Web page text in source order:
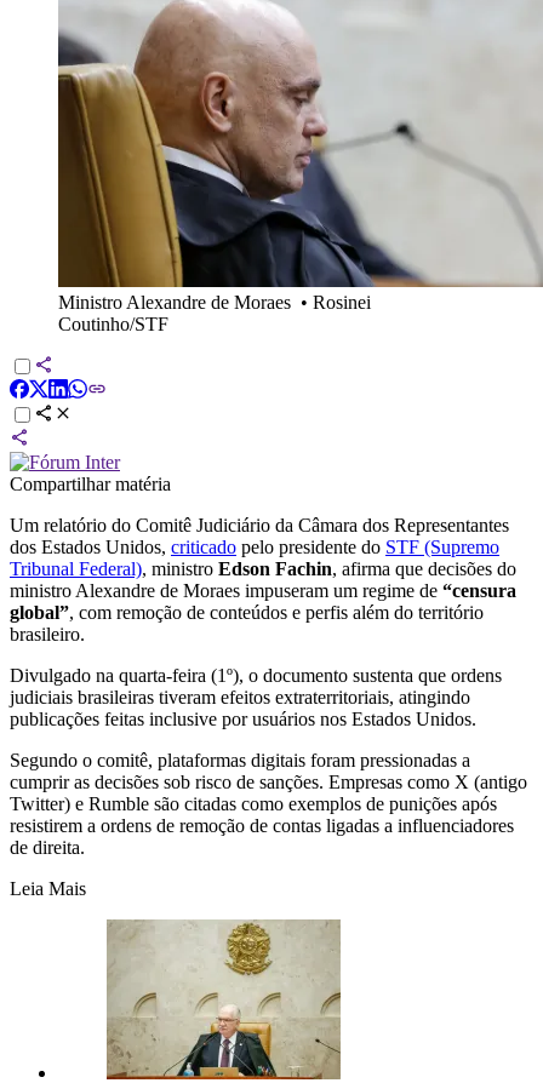
Ministro Alexandre de Moraes • Rosinei
Coutinho/STF
Compartilhar matéria
Um relatório do Comitê Judiciário da Câmara dos Representantes
dos Estados Unidos, criticado pelo presidente do STF (Supremo
Tribunal Federal), ministro Edson Fachin, afirma que decisões do
ministro Alexandre de Moraes impuseram um regime de “censura
global”, com remoção de conteúdos e perfis além do território
brasileiro.
Divulgado na quarta-feira (1º), o documento sustenta que ordens
judiciais brasileiras tiveram efeitos extraterritoriais, atingindo
publicações feitas inclusive por usuários nos Estados Unidos.
Segundo o comitê, plataformas digitais foram pressionadas a
cumprir as decisões sob risco de sanções. Empresas como X (antigo
Twitter) e Rumble são citadas como exemplos de punições após
resistirem a ordens de remoção de contas ligadas a influenciadores
de direita.
Leia Mais